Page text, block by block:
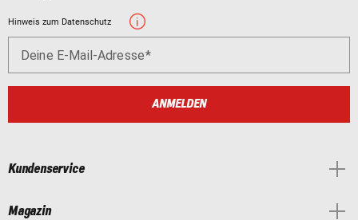
Hinweis zum Datenschutz
Deine E-Mail-Adresse
ANMELDEN
Kundenservice
Magazin